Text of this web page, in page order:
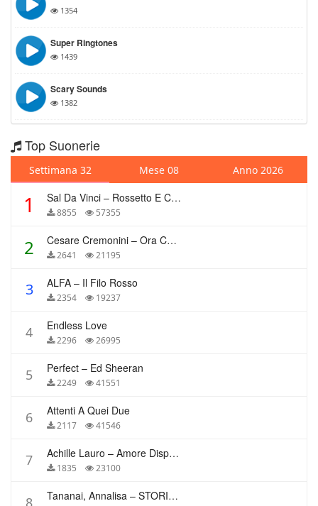
1354
Super Ringtones
1439
Scary Sounds
1382
Top Suonerie
Settimana 32 Mese 08 Anno 2026
1 Sal Da Vinci – Rossetto E Caffè
8855 57355
2 Cesare Cremonini – Ora Che Non Ho Più Te
2641 21195
3 ALFA – Il Filo Rosso
2354 19237
4 Endless Love
2296 26995
5 Perfect – Ed Sheeran
2249 41551
6 Attenti A Quei Due
2117 41546
7 Achille Lauro – Amore Disperato
1835 23100
8 Tananai, Annalisa – STORIE BREVI